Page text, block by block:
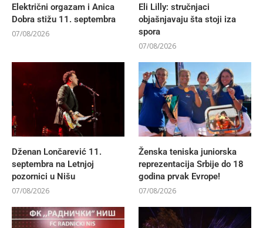
Električni orgazam i Anica
Dobra stižu 11. septembra
07/08/2026
Eli Lilly: stručnjaci
objašnjavaju šta stoji iza
spora
07/08/2026
Dženan Lončarević 11.
septembra na Letnjoj
pozornici u Nišu
07/08/2026
Ženska teniska juniorska
reprezentacija Srbije do 18
godina prvak Evrope!
07/08/2026